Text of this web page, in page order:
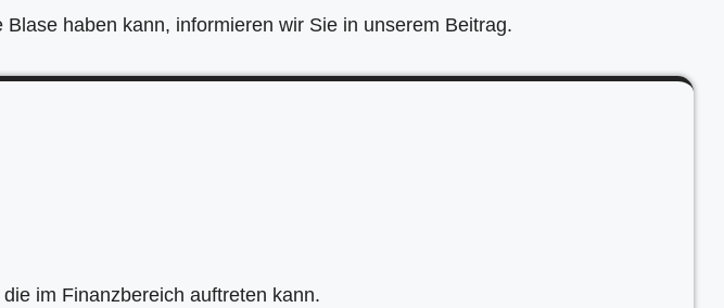
haben kann, informieren wir Sie in unserem Beitrag.
die im Finanzbereich auftreten kann.